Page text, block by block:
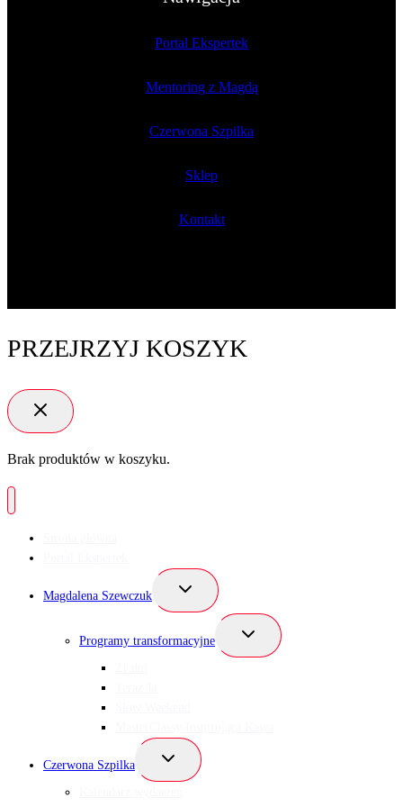
Portal Ekspertek
Mentoring z Magdą
Czerwona Szpilka
Sklep
Kontakt
PRZEJRZYJ KOSZYK
Brak produktów w koszyku.
Magdalena Szewczuk
Przełącz
podrzędne
Programy transformacyjne
Przełącz
podrzędne
Czerwona Szpilka
Przełącz
podrzędne